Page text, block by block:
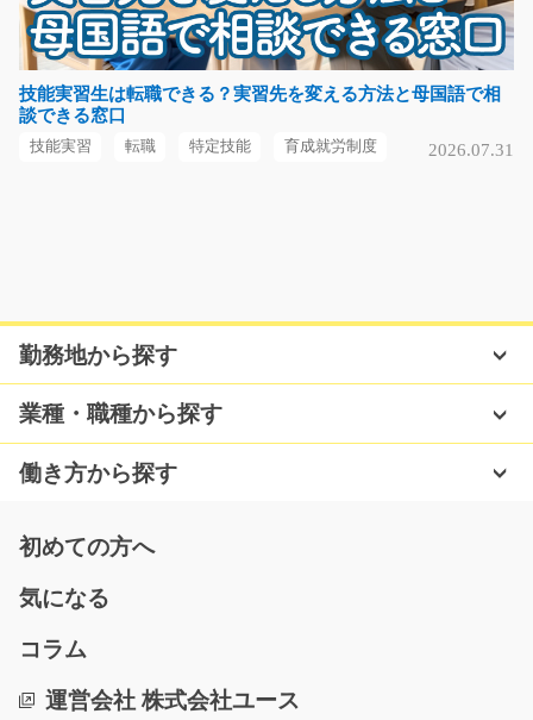
急募
＼手作業×リーチリフト作業／ 工場内での、香辛料の原
料投入・運搬作業を…
長期（3ヶ月以上）
時給1,400円
食品工場でのカンタンな検品と出荷準備/g01_0102
9急募
随時職場見学開催中です！！保存用調味料の仕上がりチ
ェックと箱詰めのお…
長期（3ヶ月以上）
時給1100円
生地を機械にセット→染料の準備→かんたんな機械操作
技能実習生は転職できる？実習先を変える方法と母国語で相
談できる窓口
技能実習 転職 特定技能 育成就労制度 2026.07.31
勤務地から探す
業種・職種から探す
働き方から探す
初めての方へ
気になる
コラム
運営会社 株式会社ユース